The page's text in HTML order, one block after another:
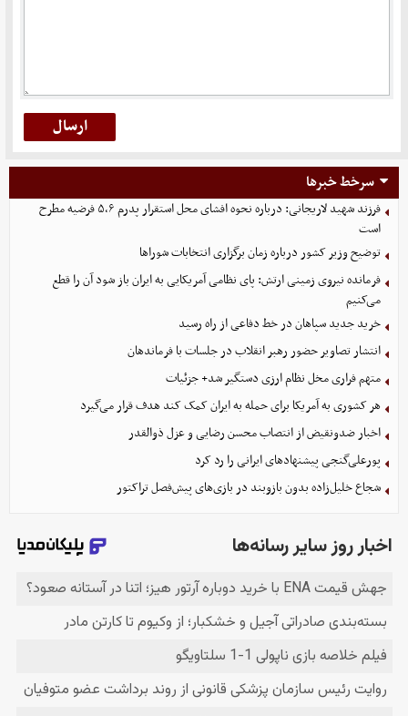
سرخط خبرها
فرزند شهید لاریجانی: درباره نحوه افشای محل استقرار پدرم ۵،۶ فرضیه مطرح
است
توضیح وزیر کشور درباره زمان برگزاری انتخابات شوراها
فرمانده نیروی زمینی ارتش: پای نظامی آمریکایی به ایران باز شود آن را قطع
می‌کنیم
خرید جدید سپاهان در خط دفاعی از راه رسید
انتشار تصاویر حضور رهبر انقلاب در جلسات با فرماندهان
متهم فراری مخل نظام ارزی دستگیر شد+ جزئیات
هر کشوری به آمریکا برای حمله به ایران کمک کند هدف قرار می‌گیرد
اخبار ضدونقیض از انتصاب محسن رضایی و عزل ذوالقدر
پورعلی‌گنجی پیشنهادهای ایرانی را رد کرد
شجاع خلیل‌زاده بدون بازوبند در بازی‌های پیش‌فصل تراکتور